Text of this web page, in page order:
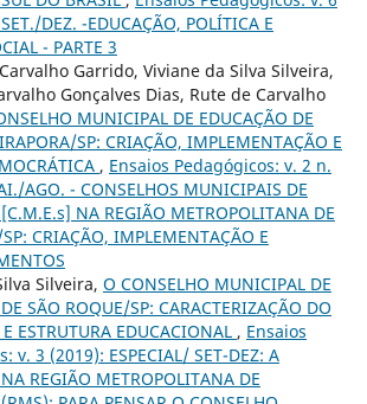
DEZ. -EDUCAÇÃO, POLÍTICA E
- PARTE 3
Garrido, Viviane da Silva Silveira,
Gonçalves Dias, Rute de Carvalho
MUNICIPAL DE EDUCAÇÃO DE
SP: CRIAÇÃO, IMPLEMENTAÇÃO E
, Ensaios Pedagógicos: v. 2 n.
AGO. - CONSELHOS MUNICIPAIS DE
NA REGIÃO METROPOLITANA DE
CRIAÇÃO, IMPLEMENTAÇÃO E
Silveira, O CONSELHO MUNICIPAL DE
SÃO ROQUE/SP: CARACTERIZAÇÃO DO
ESTRUTURA EDUCACIONAL , Ensaios
v. 3 (2019): ESPECIAL/ SET-DEZ: A
REGIÃO METROPOLITANA DE